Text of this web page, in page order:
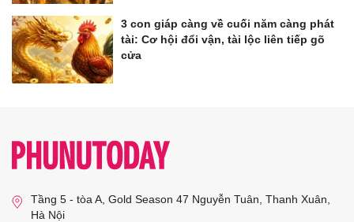
3 con giáp càng về cuối năm càng phát
tài: Cơ hội đổi vận, tài lộc liên tiếp gõ
cửa
Tầng 5 - tòa A, Gold Season 47 Nguyễn Tuân, Thanh Xuân,
Hà Nội